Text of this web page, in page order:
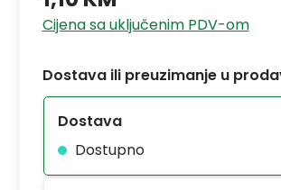
Cijena sa uključenim PDV-om
Dostava ili preuzimanje u
Dostava
Dostupno